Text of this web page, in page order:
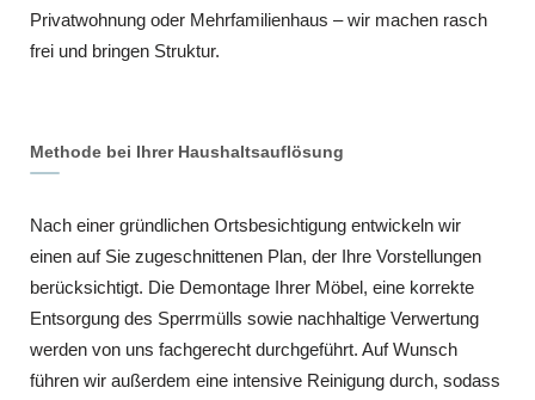
Privatwohnung oder Mehrfamilienhaus – wir machen rasch
frei und bringen Struktur.
Methode bei Ihrer Haushaltsauflösung
Nach einer gründlichen Ortsbesichtigung entwickeln wir
einen auf Sie zugeschnittenen Plan, der Ihre Vorstellungen
berücksichtigt. Die Demontage Ihrer Möbel, eine korrekte
Entsorgung des Sperrmülls sowie nachhaltige Verwertung
werden von uns fachgerecht durchgeführt. Auf Wunsch
führen wir außerdem eine intensive Reinigung durch, sodass